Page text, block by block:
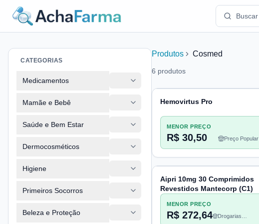
CATEGORIAS
Medicamentos
Mamãe e Bebê
Saúde e Bem Estar
Dermocosméticos
Higiene
Primeiros Socorros
Beleza e Proteção
Produtos Cosmed
6 produtos
Hemovirtus Pro
MENOR PREÇO
R$ 30,50 Preço Popular
Aipri 10mg 30 Comprimidos
Revestidos Mantecorp (C1)
MENOR PREÇO
R$ 272,64
Drogarias